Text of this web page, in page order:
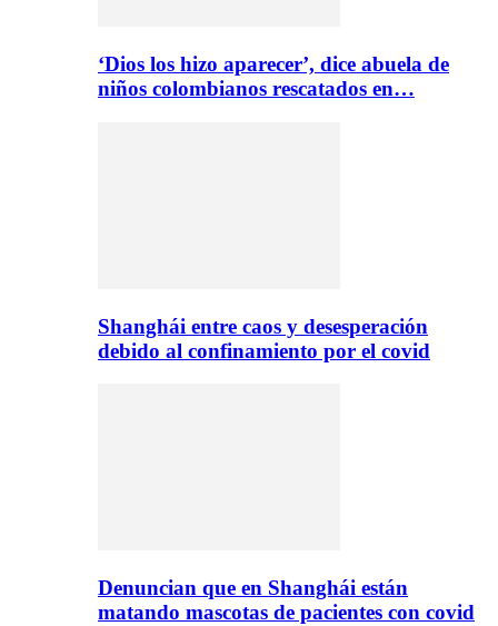
‘Dios los hizo aparecer’, dice abuela de
niños colombianos rescatados en…
Shanghái entre caos y desesperación
debido al confinamiento por el covid
Denuncian que en Shanghái están
matando mascotas de pacientes con covid